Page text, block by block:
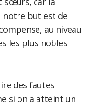
notre but est de
au niveau
les plus nobles
des fautes
si on a atteint un